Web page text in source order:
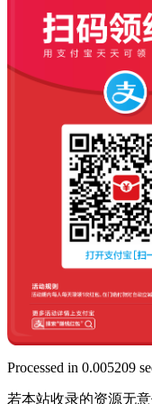
Processed in 0.005209
若本站收录的资源无